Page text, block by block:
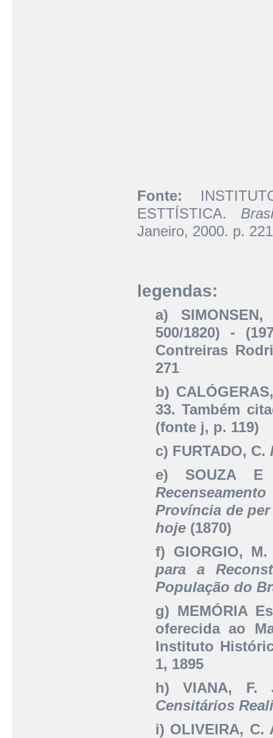
Fonte:
ESTTÍSTICA.
Janeiro, 2000. p.
legendas:
a)
500/1820) -
Contreiras
271
b)
33. Também
(fonte j, p. 119)
c) FURTADO, C.
e) SOUZA
Província de
hoje (1870)
f) GIORGIO,
para a
População do
g) MEMÓRIA
oferecida ao
Instituto
1, 1895
h) VIANA,
Censitários
i) OLIVEIRA, C.